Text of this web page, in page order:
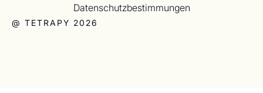
@ TETRAPY 2026
Datenschutzbestimmungen